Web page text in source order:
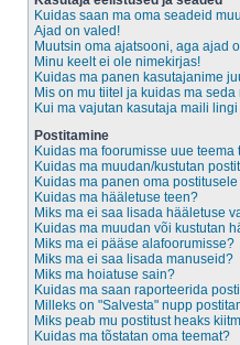
Kuidas saan ma oma seadeid
Ajad on valed!
Muutsin oma ajatsooni, aga ajad
Minu keelt ei ole nimekirjas!
Kuidas ma panen kasutajanime
Mis on mu tiitel ja kuidas ma
Kui ma vajutan kasutaja maili
Postitamine
Kuidas ma foorumisse uue teema
Kuidas ma muudan/kustutan
Kuidas ma panen oma
Kuidas ma hääletuse teen?
Miks ma ei saa lisada hääletuse
Kuidas ma muudan või kustutan
Miks ma ei pääse alafoorumisse?
Miks ma ei saa lisada manuseid?
Miks ma hoiatuse sain?
Kuidas ma saan raporteerida
Milleks on "Salvesta" nupp
Miks peab mu postitust heaks
Kuidas ma tõstatan oma teemat?